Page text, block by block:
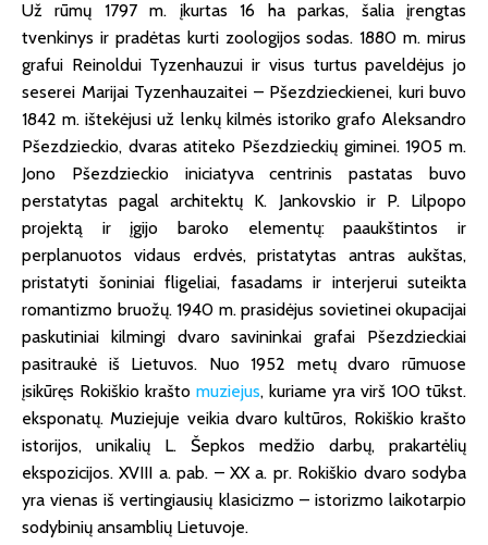
Už rūmų 1797 m. įkurtas 16 ha parkas, šalia įrengtas
tvenkinys ir pradėtas kurti zoologijos sodas. 1880 m. mirus
grafui Reinoldui Tyzenhauzui ir visus turtus paveldėjus jo
seserei Marijai Tyzenhauzaitei – Pšezdzieckienei, kuri buvo
1842 m. ištekėjusi už lenkų kilmės istoriko grafo Aleksandro
Pšezdzieckio, dvaras atiteko Pšezdzieckių giminei. 1905 m.
Jono Pšezdzieckio iniciatyva centrinis pastatas buvo
perstatytas pagal architektų K. Jankovskio ir P. Lilpopo
projektą ir įgijo baroko elementų: paaukštintos ir
perplanuotos vidaus erdvės, pristatytas antras aukštas,
pristatyti šoniniai fligeliai, fasadams ir interjerui suteikta
romantizmo bruožų. 1940 m. prasidėjus sovietinei okupacijai
paskutiniai kilmingi dvaro savininkai grafai Pšezdzieckiai
pasitraukė iš Lietuvos. Nuo 1952 metų dvaro rūmuose
įsikūręs Rokiškio krašto muziejus, kuriame yra virš 100 tūkst.
eksponatų. Muziejuje veikia dvaro kultūros, Rokiškio krašto
istorijos, unikalių L. Šepkos medžio darbų, prakartėlių
ekspozicijos. XVIII a. pab. – XX a. pr. Rokiškio dvaro sodyba
yra vienas iš vertingiausių klasicizmo – istorizmo laikotarpio
sodybinių ansamblių Lietuvoje.